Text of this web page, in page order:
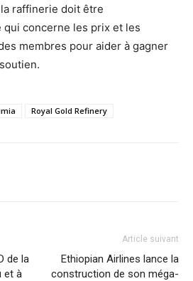
raffinerie doit être
qui concerne les prix et les
membres pour aider à gagner
Royal Gold Refinery
de la
et à
Article suivant
Ethiopian Airlines lance la
construction de son méga-